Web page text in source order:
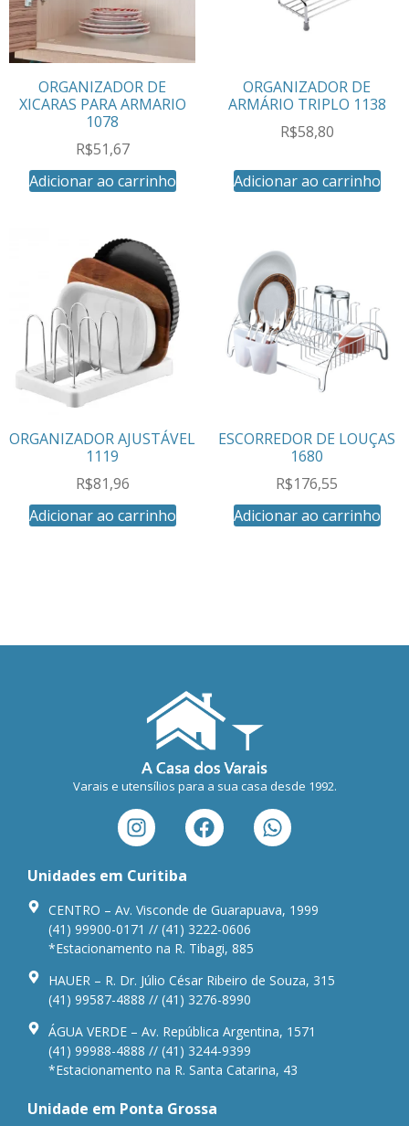
ORGANIZADOR DE
XICARAS PARA ARMARIO
1078
R$51,67
Adicionar ao carrinho
ORGANIZADOR DE
ARMÁRIO TRIPLO 1138
R$58,80
Adicionar ao carrinho
ORGANIZADOR AJUSTÁVEL
1119
R$81,96
Adicionar ao carrinho
ESCORREDOR DE LOUÇAS
1680
R$176,55
Adicionar ao carrinho
Varais e utensílios para a sua casa desde 1992.
Unidades em Curitiba
CENTRO – Av. Visconde de Guarapuava, 1999
(41) 99900-0171 // (41) 3222-0606
*Estacionamento na R. Tibagi, 885
HAUER – R. Dr. Júlio César Ribeiro de Souza, 315
(41) 99587-4888 // (41) 3276-8990
ÁGUA VERDE – Av. República Argentina, 1571
(41) 99988-4888 // (41) 3244-9399
*Estacionamento na R. Santa Catarina, 43
Unidade em Ponta Grossa